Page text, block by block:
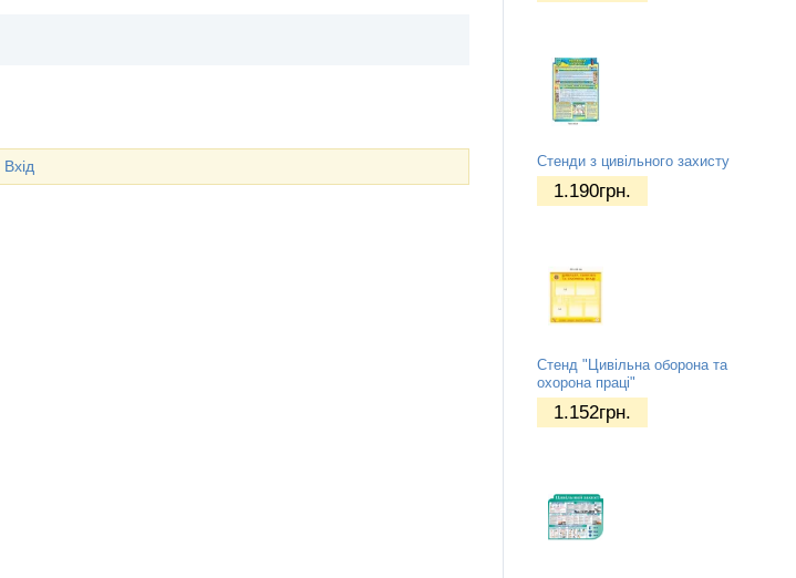
Вхід Стенди з цивільного захисту
1.190грн.
Стенд "Цивільна оборона та
охорона праці"
1.152грн.